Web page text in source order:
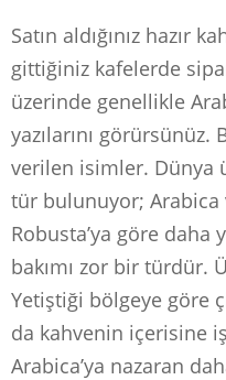
Satın aldığınız hazır
gittiğiniz kafelerde
üzerinde genellikle
yazılarını
verilen isimler. Dünya
tür bulunuyor; Arabica
Robusta’ya göre daha
bakımı zor bir türdür.
Yetiştiği bölgeye göre
da kahvenin içerisine
Arabica’ya nazaran